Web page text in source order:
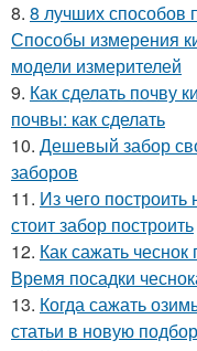
8. 8 лучших способов
Способы измерения
модели измерителей
9. Как сделать почву
почвы: как сделать
10. Дешевый забор
заборов
11. Из чего
стоит забор построить
12. Как сажать чеснок
Время посадки
13. Когда сажать
статьи в новую